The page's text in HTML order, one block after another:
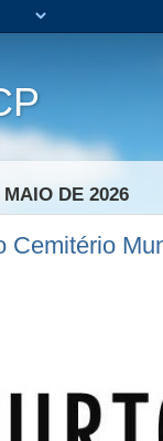
DE 2026
Cemitério